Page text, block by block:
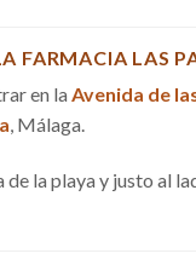
FARMACIA LAS
en la Avenida de
, Málaga.
de la playa y justo al